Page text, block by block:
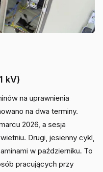
kV)
na uprawnienia
na dwa terminy.
2026, a sesja
Drugi, jesienny cykl,
w październiku. To
pracujących przy